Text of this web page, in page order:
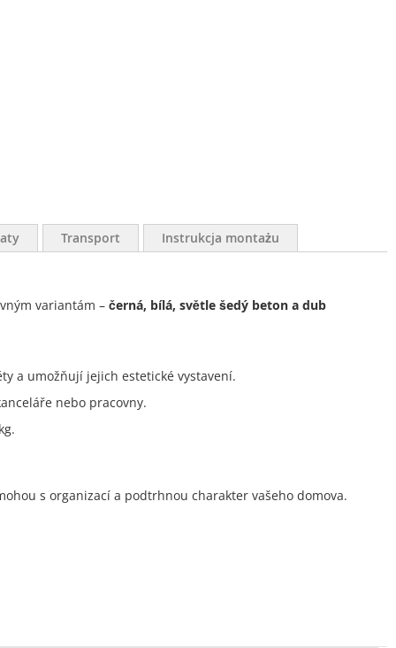
variantám – černá, bílá, světle šedý beton a dub
a umožňují jejich estetické vystavení.
nebo pracovny.
s organizací a podtrhnou charakter vašeho domova.
Transport Instrukcja montażu